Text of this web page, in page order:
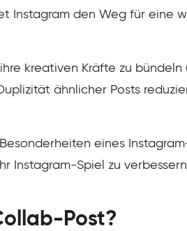
Instagram den Weg für eine
kreativen Kräfte zu
ähnlicher Posts
eines
Instagram-Spiel zu
Post?